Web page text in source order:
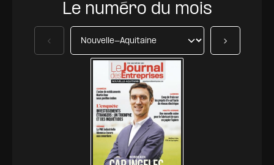
Le numéro du mois
Précédent Suivant